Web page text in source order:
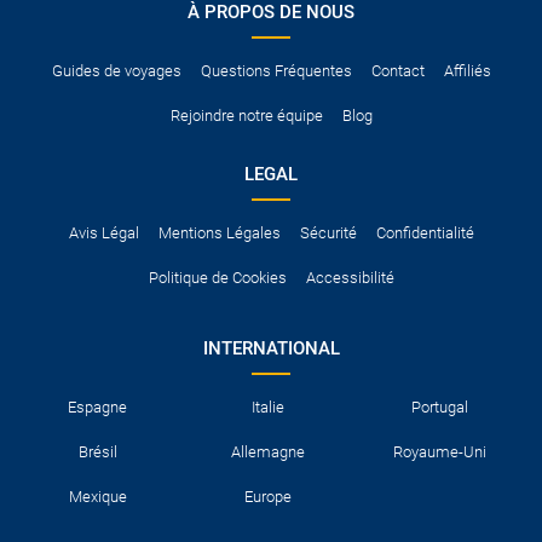
Pour vous en assurer, vous pouvez vous renseigner auprès des
services consulaires du pays concerné.
À PROPOS DE NOUS
Guides de voyages Questions Fréquentes Contact Affiliés
Rejoindre notre équipe Blog
LEGAL
Avis Légal Mentions Légales Sécurité Confidentialité
Politique de Cookies Accessibilité
INTERNATIONAL
Espagne Italie Portugal
Brésil Allemagne Royaume-Uni
Mexique Europe